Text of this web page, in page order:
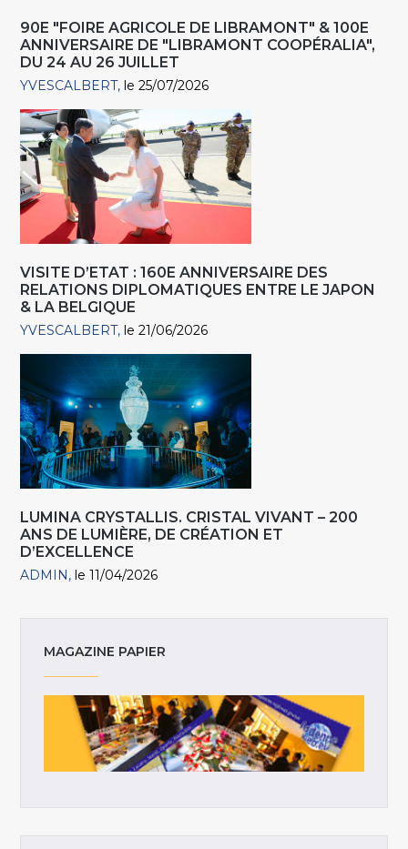
90E "FOIRE AGRICOLE DE LIBRAMONT" & 100E
ANNIVERSAIRE DE "LIBRAMONT COOPÉRALIA",
DU 24 AU 26 JUILLET
YVESCALBERT le 25/07/2026
VISITE D’ETAT : 160E ANNIVERSAIRE DES
RELATIONS DIPLOMATIQUES ENTRE LE JAPON
& LA BELGIQUE
YVESCALBERT le 21/06/2026
LUMINA CRYSTALLIS. CRISTAL VIVANT – 200
ANS DE LUMIÈRE, DE CRÉATION ET
D’EXCELLENCE
ADMIN le 11/04/2026
MAGAZINE PAPIER